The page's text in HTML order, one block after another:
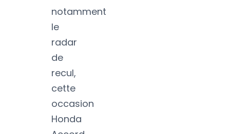
notamment
le
radar
de
recul,
cette
occasion
Honda